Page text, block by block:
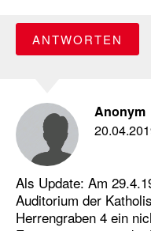
ANTWORTEN
Anonym
Als Update: Am
Auditorium der
Herrengraben 4 ein